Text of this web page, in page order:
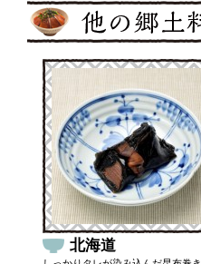
北海道